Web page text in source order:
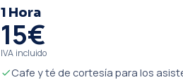
1 Hora
15€
IVA incluido
Cafe y té de cortesía para los